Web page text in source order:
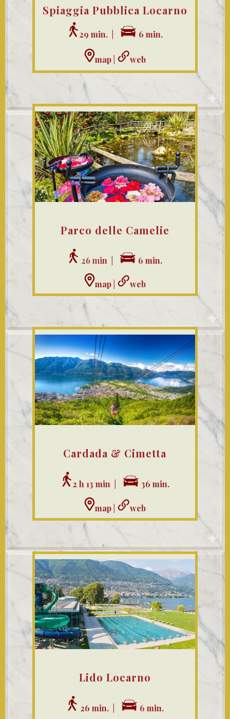
Spiaggia Pubblica Locarno
29 min. | 6 min.
map| web
Parco delle Camelie
26 min | 6 min.
map| web
Cardada & Cimetta
2 h 13 min | 36 min.
map| web
Lido Locarno
26 min. | 6 min.